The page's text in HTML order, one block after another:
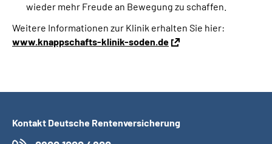
wieder mehr Freude an Bewegung zu schaffen.
Weitere Informationen zur Klinik erhalten Sie hier:
www.knappschafts-klinik-soden.de
Kontakt Deutsche Rentenversicherung